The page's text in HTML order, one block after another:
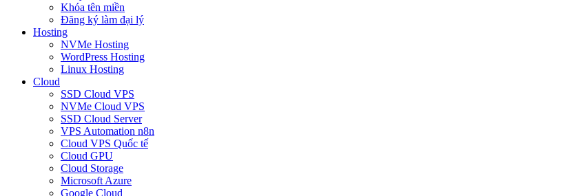
Khóa tên miền
Đăng ký làm đại lý
Hosting
NVMe Hosting
WordPress Hosting
Linux Hosting
Cloud
SSD Cloud VPS
NVMe Cloud VPS
SSD Cloud Server
VPS Automation n8n
Cloud VPS Quốc tế
Cloud GPU
Cloud Storage
Microsoft Azure
Google Cloud